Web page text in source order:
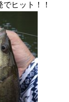
ヒット！！